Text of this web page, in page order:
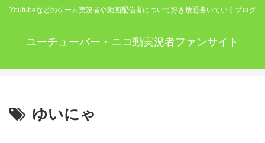
Youtubeなどのゲーム実況者や動画配信者について好き放題書いていくブログ
ユーチューバー・ニコ動実況者ファンサイト
ゆいにゃ